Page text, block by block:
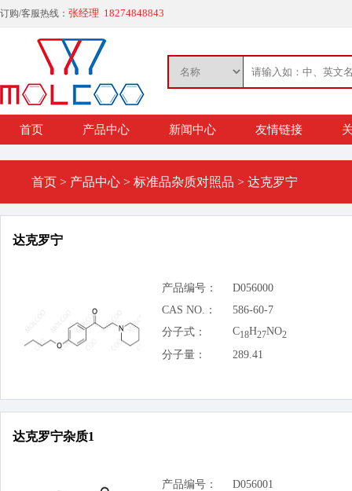
订购/客服热线： 张经理 18274848843
首页 产品中心 新闻中心 友情链接
首页 > 产品中心 > 标准品杂质对照品 > 达克罗宁
达克罗宁
产品编号：
D056000
CAS NO.：
586-60-7
分子式：
C18H27NO2
分子量： 289.41
达克罗宁杂质1
产品编号：
D056001